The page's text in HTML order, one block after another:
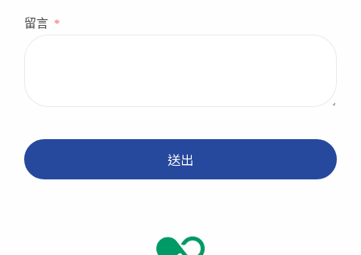
留言
送出